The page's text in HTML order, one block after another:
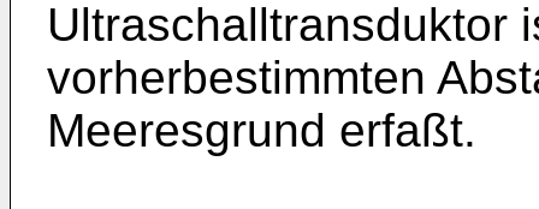
Ultraschalltransduktor
vorherbestimmten
Meeresgrund erfaßt.